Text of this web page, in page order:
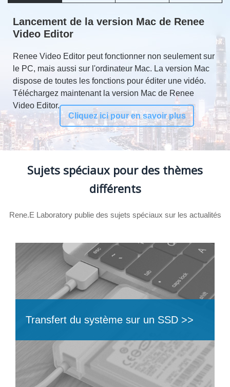
Lancement de la version Mac de Renee
Video Editor
Renee Video Editor peut fonctionner non seulement sur
le PC, mais aussi sur l'ordinateur Mac. La version Mac
dispose de toutes les fonctions pour éditer une vidéo.
Téléchargez maintenant la version Mac de Renee
Video Editor.
Cliquez ici pour en savoir plus
Sujets spéciaux pour des thèmes
différents
Rene.E Laboratory publie des sujets spéciaux sur les actualités
Transfert du système sur un SSD >>